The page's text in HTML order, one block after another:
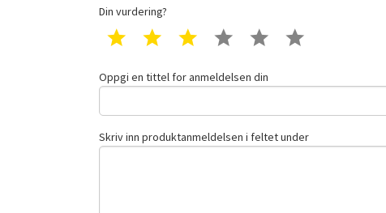
Din vurdering?
1 star 2 star 3 star 4 star 5 star
Oppgi en tittel for anmeldelsen din
Skriv inn produktanmeldelsen i feltet under